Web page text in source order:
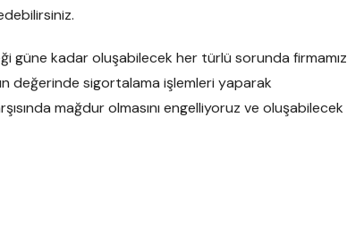
güne kadar oluşabilecek her türlü sorunda firmamız
değerinde sigortalama işlemleri yaparak
mağdur olmasını engelliyoruz ve oluşabilecek